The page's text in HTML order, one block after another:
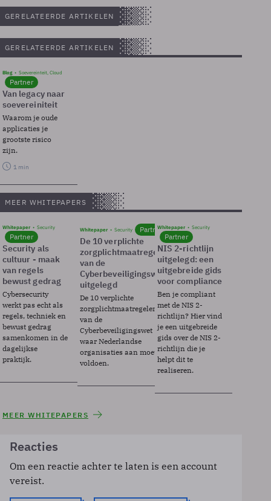
GERELATEERDE ARTIKELEN
GERELATEERDE ARTIKELEN
Blog Soevereinteit, Cloud
Partner
Van legacy naar
soevereiniteit
Waarom je oude
applicaties je
grootste risico
zijn.
1 min
MEER WHITEPAPERS
Whitepaper Security
Partner
Security als
cultuur - maak
van regels
bewust gedrag
Cybersecurity
werkt pas echt als
regels, techniek en
bewust gedrag
samenkomen in de
dagelijkse
praktijk.
Whitepaper Security Partner
De 10 verplichte
zorgplichtmaatregelen
van de
Cyberbeveiligingswet
uitgelegd
De 10 verplichte
zorgplichtmaatregelen
van de
Cyberbeveiligingswet
waar Nederlandse
organisaties aan moeten
voldoen.
Whitepaper Security
Partner
NIS 2-richtlijn
uitgelegd: een
uitgebreide gids
voor compliance
Ben je compliant
met de NIS 2-
richtlijn? Hier vind
je een uitgebreide
gids over de NIS 2-
richtlijn die je
helpt dit te
realiseren.
MEER WHITEPAPERS
Reacties
Om een reactie achter te laten is een account
vereist.